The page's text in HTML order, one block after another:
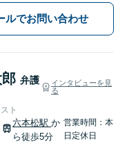
のトラブル、予防法務も
松駅2分】
ルでお問い合わせ
弁護
インタビューを見
る
ト
六本松駅か
ら徒歩5分
営業時間：本
日定休日